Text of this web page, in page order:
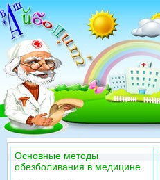
Основные методы
обезболивания в медицине